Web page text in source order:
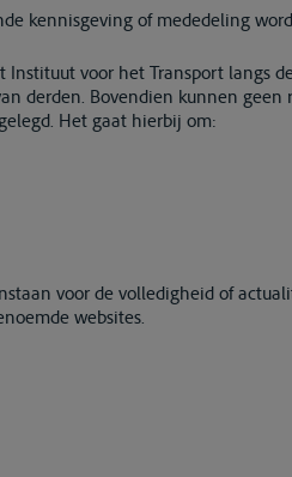
kennisgeving of mededeling
voor het Transport langs
derden. Bovendien kunnen
Het gaat hierbij om:
voor de volledigheid of
websites.